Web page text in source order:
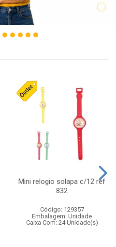
Mini relogio solapa c/12 ref
832
Código: 129357
Embalagem: Unidade
Caixa Com: 24 Unidade(s)